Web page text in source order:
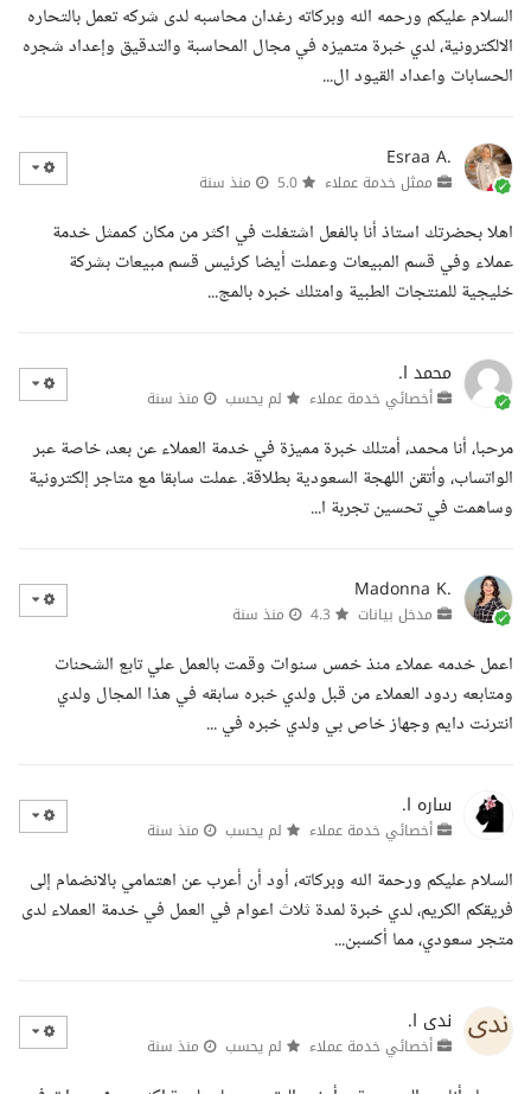
السلام عليكم ورحمه الله وبركاته رغدان محاسبه لدى شركه تعمل بالتحاره
الالكترونية، لدي خبرة متميزه في مجال المحاسبة والتدقيق وإعداد شجره
الحسابات واعداد القيود ال...
Esraa A.
ممثل خدمة عملاء منذ سنة
اهلا بحضرتك استاذ أنا بالفعل اشتغلت في اكثر من مكان كممثل خدمة
عملاء وفي قسم المبيعات وعملت أيضا كرئيس قسم مبيعات بشركة
خليجية للمنتجات الطبية وامتلك خبره بالمج...
محمد ا.
أخصائي خدمة عملاء لم يحسب منذ سنة
مرحبا، أنا محمد، أمتلك خبرة مميزة في خدمة العملاء عن بعد، خاصة عبر
الواتساب، وأتقن اللهجة السعودية بطلاقة. عملت سابقا مع متاجر إلكترونية
وساهمت في تحسين تجربة ا...
Madonna K.
مدخل بيانات منذ سنة
اعمل خدمه عملاء منذ خمس سنوات وقمت بالعمل علي تابع الشحنات
ومتابعه ردود العملاء من قبل ولدي خبره سابقه في هذا المجال ولدي
انترنت دايم وجهاز خاص بي ولدي خبره في ...
ساره ا.
أخصائي خدمة عملاء لم يحسب منذ سنة
السلام عليكم ورحمة الله وبركاته، أود أن أعرب عن اهتمامي بالانضمام إلى
فريقكم الكريم، لدي خبرة لمدة ثلاث اعوام في العمل في خدمة العملاء لدى
متجر سعودي، مما أكسبن...
ندى ا.
أخصائي خدمة عملاء لم يحسب منذ سنة